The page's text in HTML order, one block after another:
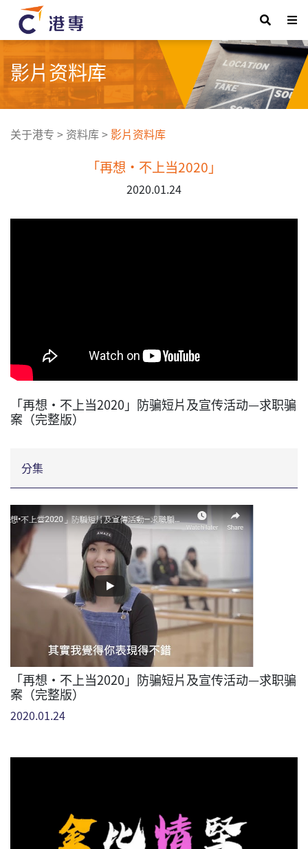
影片资料库
关于港专 > 资料库> 影片资料库
「再想•不上当2020」
2020.01.24
「再想•不上当2020」防骗短片及宣传活动—求职骗
案（完整版）
分集
「再想•不上当2020」防骗短片及宣传活动—求职骗
案（完整版）
2020.01.24